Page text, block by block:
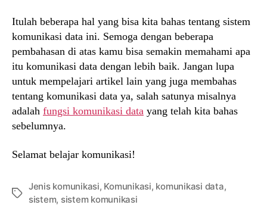
Itulah beberapa hal yang bisa kita bahas tentang sistem
komunikasi data ini. Semoga dengan beberapa
pembahasan di atas kamu bisa semakin memahami apa
itu komunikasi data dengan lebih baik. Jangan lupa
untuk mempelajari artikel lain yang juga membahas
tentang komunikasi data ya, salah satunya misalnya
adalah fungsi komunikasi data yang telah kita bahas
sebelumnya.
Selamat belajar komunikasi!
Tags
Jenis komunikasi, Komunikasi, komunikasi data,
sistem, sistem komunikasi